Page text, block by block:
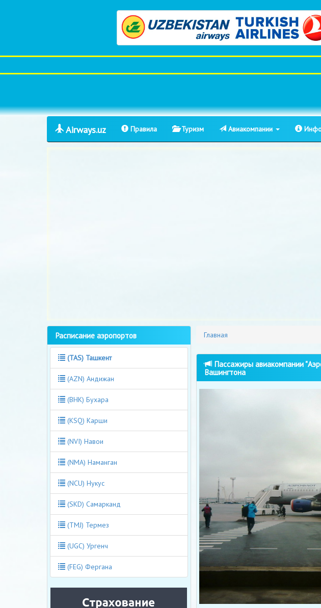
Airways.uz Правила Туризм Авиакомпании
Главная
Пассажиры авиакомпании
Вашингтона
Расписание аэропортов
(TAS) Ташкент
(AZN) Андижан
(BHK) Бухара
(KSQ) Карши
(NVI) Навои
(NMA) Наманган
(NCU) Нукус
(SKD) Самарканд
(TMJ) Термез
(UGC) Ургенч
(FEG) Фергана